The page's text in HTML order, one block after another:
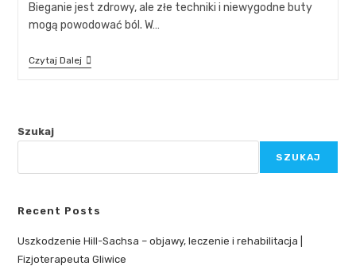
Bieganie jest zdrowy, ale złe techniki i niewygodne buty
mogą powodować ból. W…
Czytaj Dalej
Szukaj
SZUKAJ
Recent Posts
Uszkodzenie Hill-Sachsa – objawy, leczenie i rehabilitacja |
Fizjoterapeuta Gliwice